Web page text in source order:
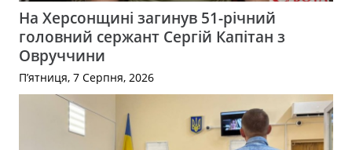
На Херсонщині загинув 51-річний
головний сержант Сергій Капітан з
Овруччини
П’ятниця, 7 Серпня, 2026